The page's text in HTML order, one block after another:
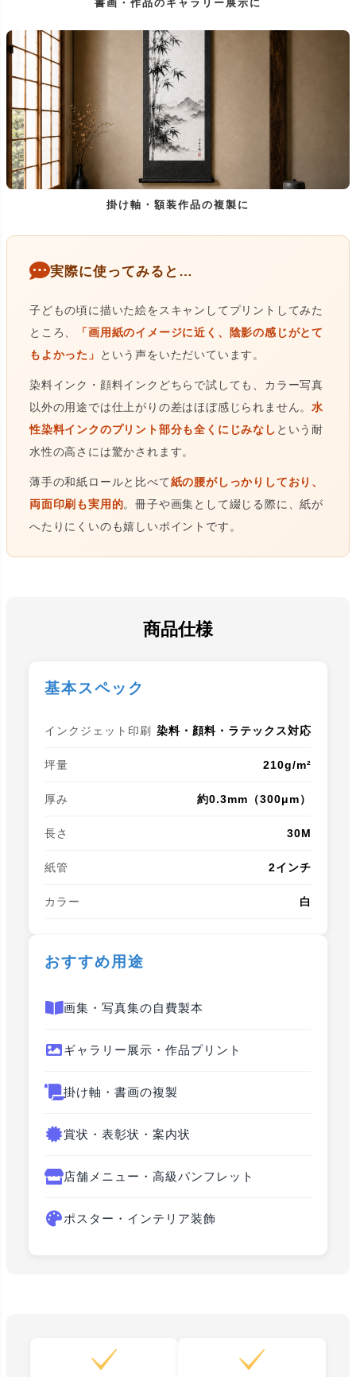
書画・作品のギャラリー展示に
掛け軸・額装作品の複製に
実際に使ってみると…
子どもの頃に描いた絵をスキャンしてプリントしてみた
ところ、
「画用紙のイメージに近く、陰影の感じがとて
もよかった」
という声をいただいています。
染料インク・顔料インクどちらで試しても、カラー写真
以外の用途では仕上がりの差はほぼ感じられません。水
性染料インクのプリント部分も全くにじみなし という耐
水性の高さには驚かされます。
薄手の和紙ロールと比べて紙の腰がしっかりしており、
両面印刷も実用的。冊子や画集として綴じる際に、紙が
へたりにくいのも嬉しいポイントです。
商品仕様
基本スペック
インクジェット印刷 染料・顔料・ラテックス対応
坪量 210g/m²
厚み 約0.3mm（300μm）
長さ 30M
紙管 2インチ
カラー 白
おすすめ用途
画集・写真集の自費製本
ギャラリー展示・作品プリント
掛け軸・書画の複製
賞状・表彰状・案内状
店舗メニュー・高級パンフレット
ポスター・インテリア装飾